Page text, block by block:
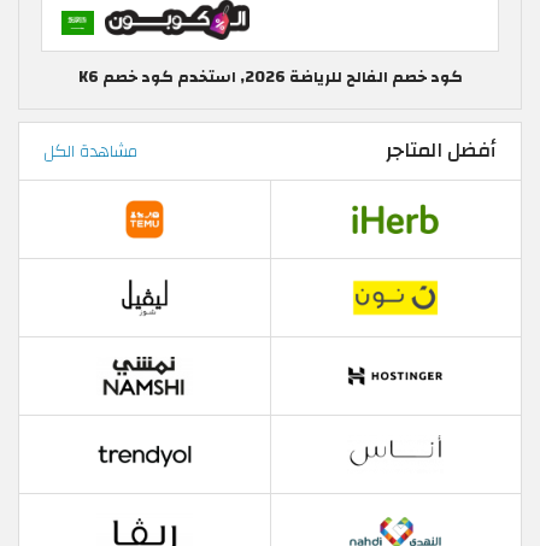
كود خصم الفالح للرياضة 2026, استخدم كود خصم K6
أفضل المتاجر مشاهدة الكل